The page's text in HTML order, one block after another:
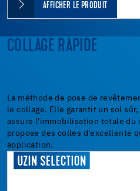
AFFICHER LE PRODUIT
COLLAGE RAPIDE
La méthode de pose de
le collage. Elle garantit un sol
assure l'immobilisation totale du
propose des colles d'excellente
application.